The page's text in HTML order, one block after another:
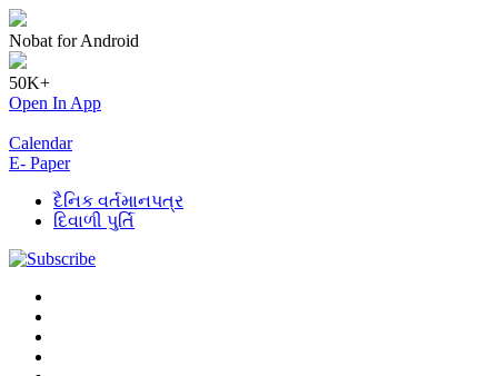
Nobat for Android
50K+
Open In App
Calendar
E- Paper
દૈનિક વર્તમાનપત્ર
દિવાળી પુર્તિ